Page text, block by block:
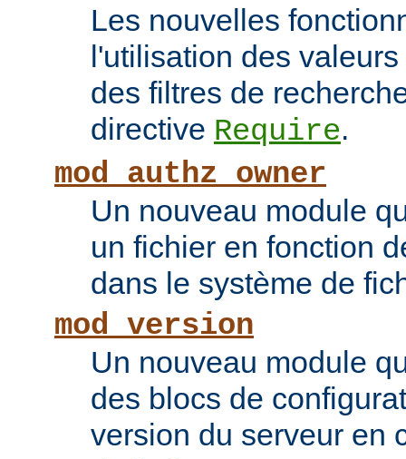
Les nouvelles
l'utilisation des
des filtres de
directive Require.
mod_authz_owner
Un nouveau module
un fichier en fonction
dans le système de
mod_version
Un nouveau module
des blocs de
version du serveur en